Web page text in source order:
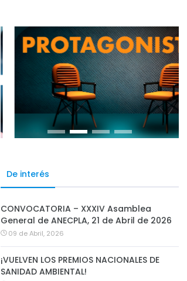
De interés
CONVOCATORIA – XXXIV Asamblea
General de ANECPLA, 21 de Abril de 2026
09 de Abril, 2026
¡VUELVEN LOS PREMIOS NACIONALES DE
SANIDAD AMBIENTAL!